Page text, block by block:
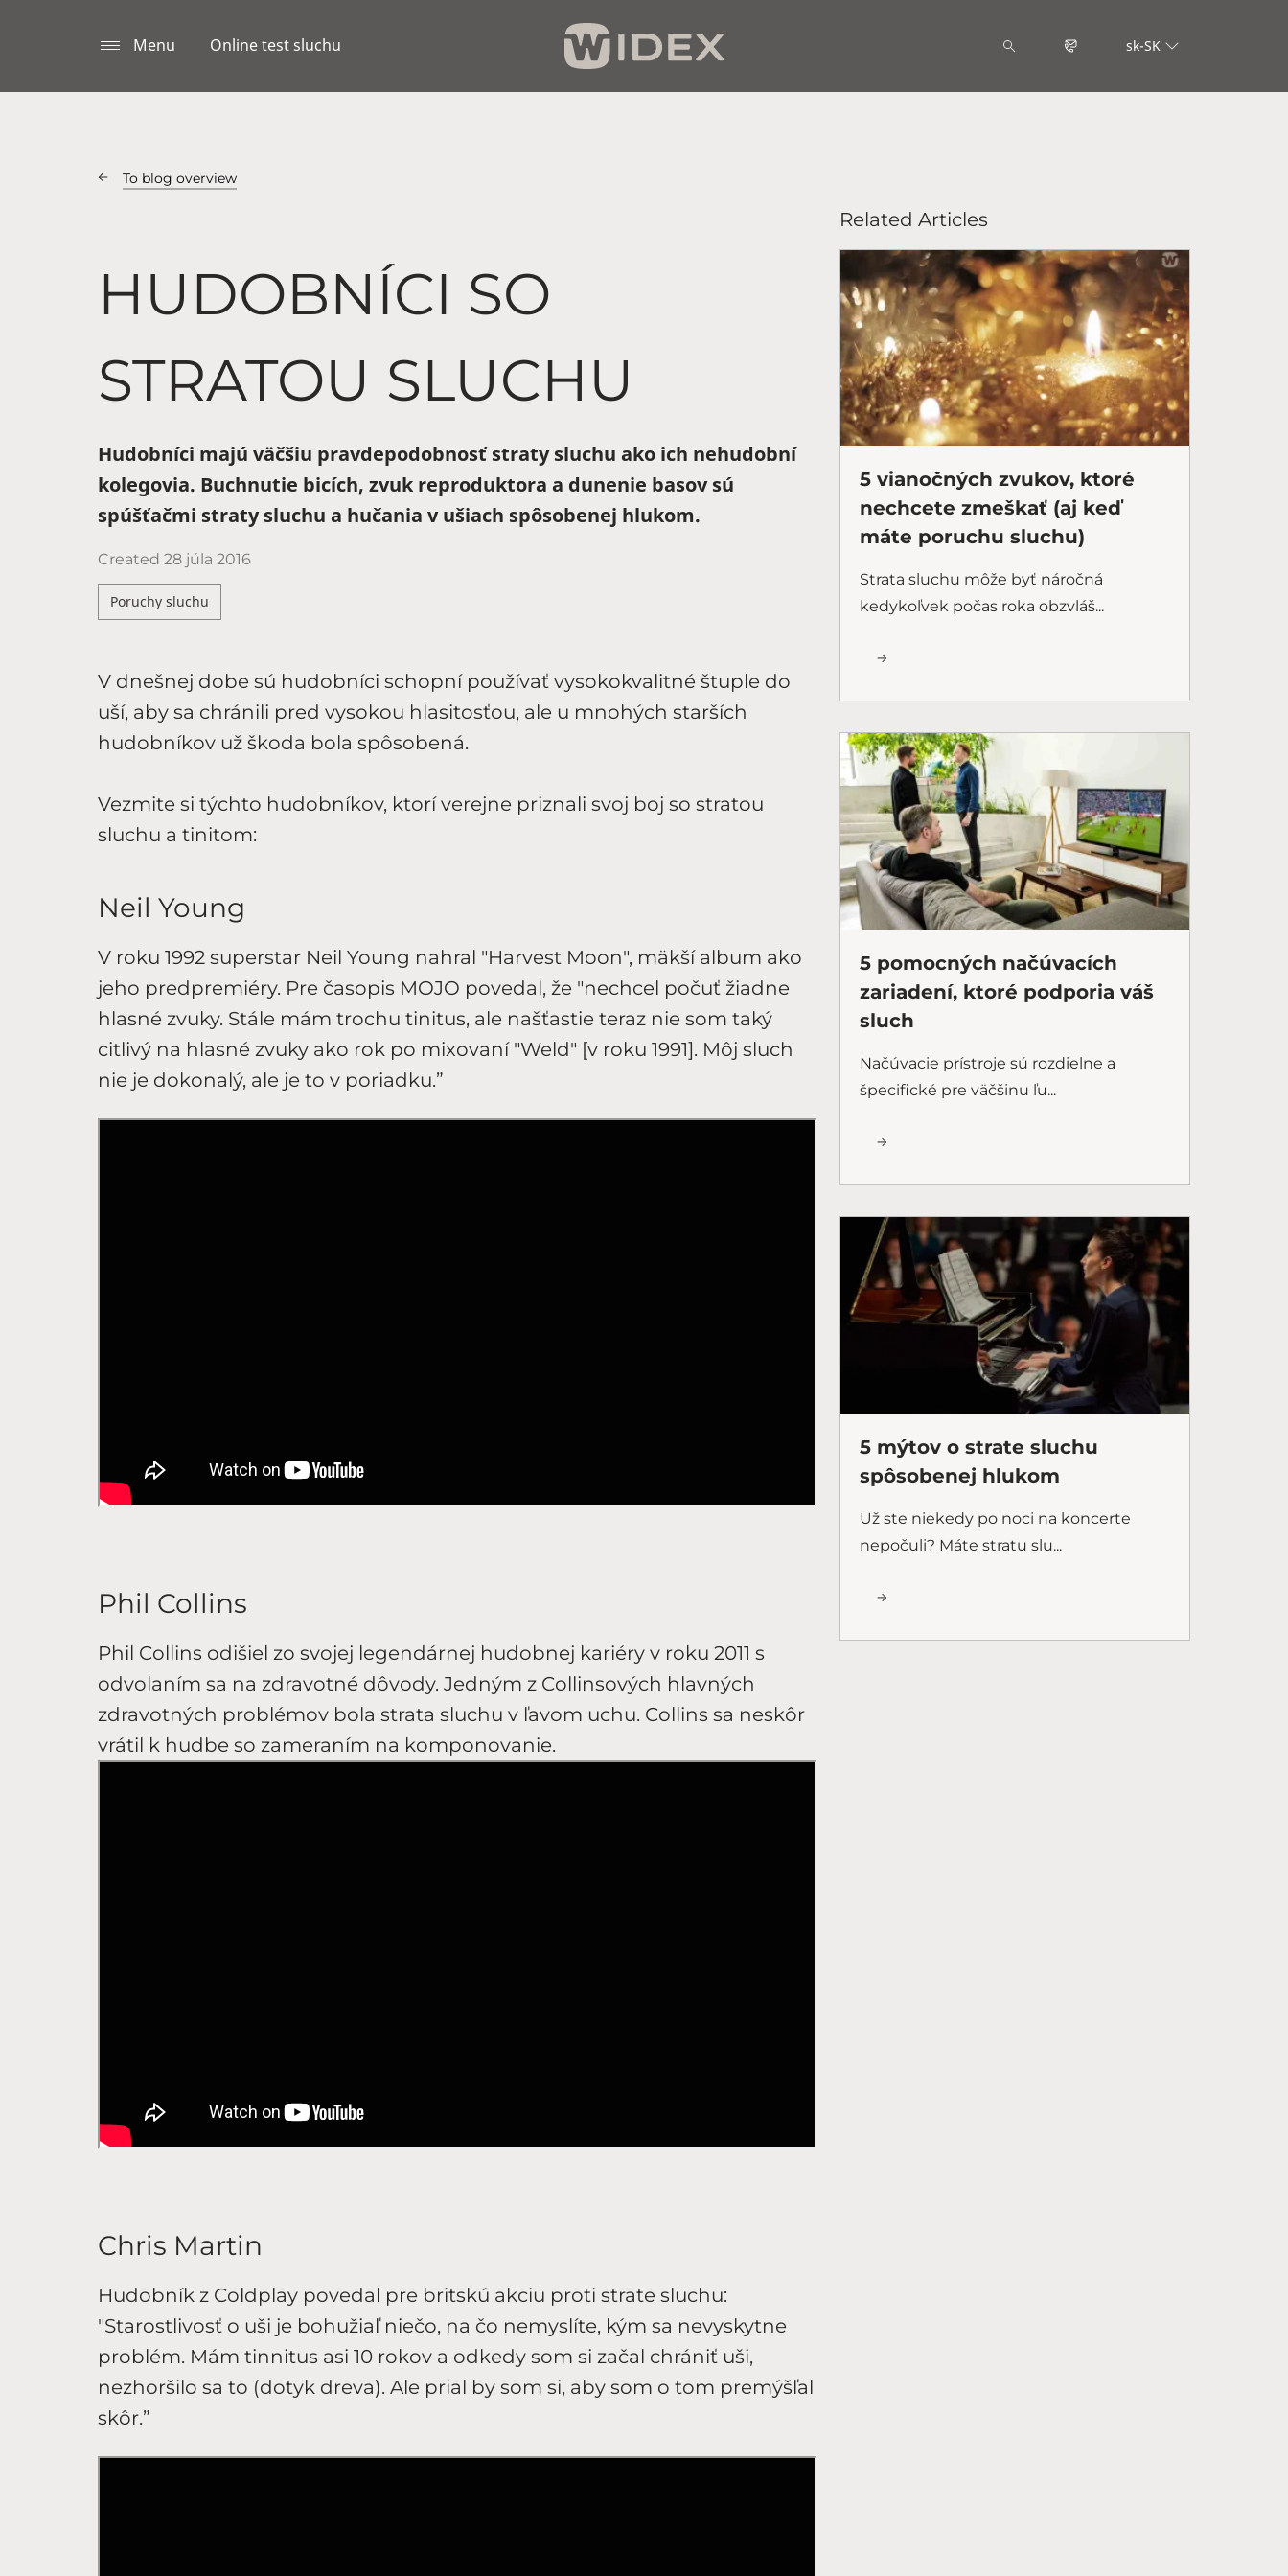
Menu Online test sluchu sk-SK
To blog overview
HUDOBNÍCI SO
STRATOU SLUCHU
Hudobníci majú väčšiu pravdepodobnosť straty sluchu ako ich nehudobní
kolegovia. Buchnutie bicích, zvuk reproduktora a dunenie basov sú
spúšťačmi straty sluchu a hučania v ušiach spôsobenej hlukom.
Created 28 júla 2016
Poruchy sluchu
V dnešnej dobe sú hudobníci schopní používať vysokokvalitné štuple do
uší, aby sa chránili pred vysokou hlasitosťou, ale u mnohých starších
hudobníkov už škoda bola spôsobená.
Vezmite si týchto hudobníkov, ktorí verejne priznali svoj boj so stratou
sluchu a tinitom:
Neil Young
V roku 1992 superstar Neil Young nahral "Harvest Moon", mäkší album ako
jeho predpremiéry. Pre časopis MOJO povedal, že "nechcel počuť žiadne
hlasné zvuky. Stále mám trochu tinitus, ale našťastie teraz nie som taký
citlivý na hlasné zvuky ako rok po mixovaní "Weld" [v roku 1991]. Môj sluch
nie je dokonalý, ale je to v poriadku.”
Phil Collins
Phil Collins odišiel zo svojej legendárnej hudobnej kariéry v roku 2011 s
odvolaním sa na zdravotné dôvody. Jedným z Collinsových hlavných
zdravotných problémov bola strata sluchu v ľavom uchu. Collins sa neskôr
vrátil k hudbe so zameraním na komponovanie.
Chris Martin
Hudobník z Coldplay povedal pre britskú akciu proti strate sluchu:
"Starostlivosť o uši je bohužiaľ niečo, na čo nemyslíte, kým sa nevyskytne
problém. Mám tinnitus asi 10 rokov a odkedy som si začal chrániť uši,
nezhoršilo sa to (dotyk dreva). Ale prial by som si, aby som o tom premýšľal
skôr.”
Related Articles
5 vianočných zvukov, ktoré
nechcete zmeškať (aj keď
máte poruchu sluchu)
Strata sluchu môže byť náročná
kedykoľvek počas roka obzvláš...
5 pomocných načúvacích
zariadení, ktoré podporia váš
sluch
Načúvacie prístroje sú rozdielne a
špecifické pre väčšinu ľu...
5 mýtov o strate sluchu
spôsobenej hlukom
Už ste niekedy po noci na koncerte
nepočuli? Máte stratu slu...